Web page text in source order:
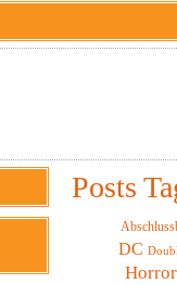
Posts
DC
Horror